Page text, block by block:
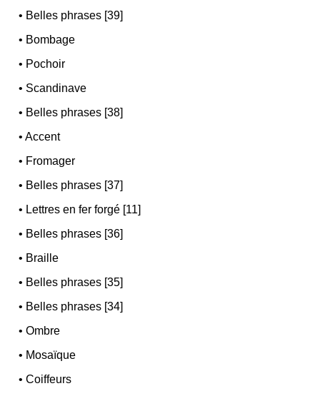
• Belles phrases [39]
• Bombage
• Pochoir
• Scandinave
• Belles phrases [38]
•Accent
• Fromager
• Belles phrases [37]
• Lettres en fer forgé [11]
• Belles phrases [36]
• Braille
• Belles phrases [35]
• Belles phrases [34]
•Ombre
• Mosaïque
•Coiffeurs